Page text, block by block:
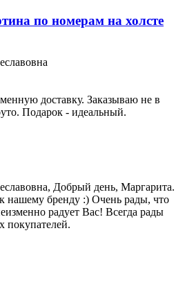
по номерам на холсте
доставку. Заказываю не в
Подарок - идеальный.
Добрый день, Маргарита.
нашему бренду :) Очень рады, что
радует Вас! Всегда рады
покупателей.